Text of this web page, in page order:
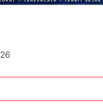
Selamat